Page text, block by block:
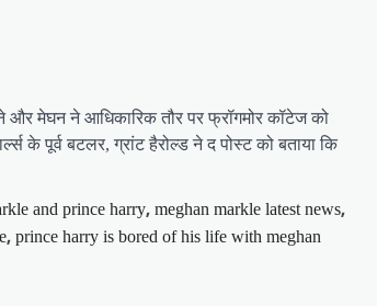
और मेघन ने आधिकारिक तौर पर फ्रॉगमोर कॉटेज को
के पूर्व बटलर, ग्रांट हैरोल्ड ने द पोस्ट को बताया कि
and prince harry, meghan markle latest news,
, prince harry is bored of his life with meghan